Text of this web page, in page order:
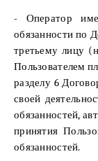
- Оператор
обязанности по
третьему лицу
Пользователем
разделу 6
своей
обязанностей,
принятия
обязанностей.